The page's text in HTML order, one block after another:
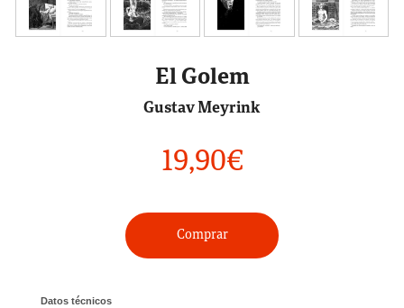
El Golem
Gustav Meyrink
19,90€
Comprar
Datos técnicos